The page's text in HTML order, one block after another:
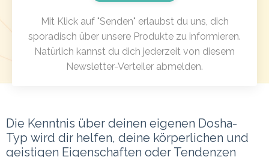
Mit Klick auf "Senden" erlaubst du uns, dich
sporadisch über unsere Produkte zu informieren.
Natürlich kannst du dich jederzeit von diesem
Newsletter-Verteiler abmelden.
Die Kenntnis über deinen eigenen Dosha-
Typ wird dir helfen, deine körperlichen und
geistigen Eigenschaften oder Tendenzen